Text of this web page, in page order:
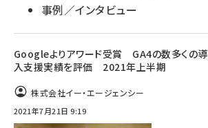
事例／インタビュー
Googleよりアワード受賞 GA4の数多くの導
入支援実績を評価 2021年上半期
株式会社イー・エージェンシー
2021年7月21日 9:19